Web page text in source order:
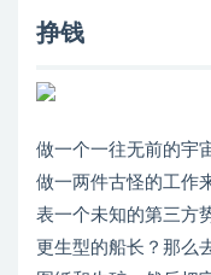
挣钱
做一个一往无前的宇
做一两件古怪的工作
表一个未知的第三方
更生型的船长？那么